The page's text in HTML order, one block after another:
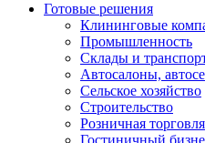
Готовые решения
Клининговые
Промышленность
Склады и
Автосалоны,
Сельское хозяйство
Строительство
Розничная торговля
Гостиничный